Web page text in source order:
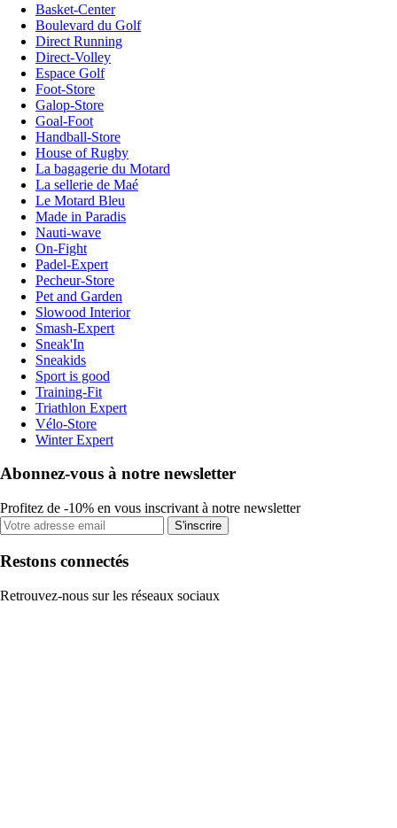
Basket-Center
Boulevard du Golf
Direct Running
Direct-Volley
Espace Golf
Foot-Store
Galop-Store
Goal-Foot
Handball-Store
House of Rugby
La bagagerie du Motard
La sellerie de Maé
Le Motard Bleu
Made in Paradis
Nauti-wave
On-Fight
Padel-Expert
Pecheur-Store
Pet and Garden
Slowood Interior
Smash-Expert
Sneak'In
Sneakids
Sport is good
Training-Fit
Triathlon Expert
Vélo-Store
Winter Expert
Abonnez-vous à notre newsletter
Profitez de -10% en vous inscrivant à notre newsletter
S'inscrire
Restons connectés
Retrouvez-nous sur les réseaux sociaux